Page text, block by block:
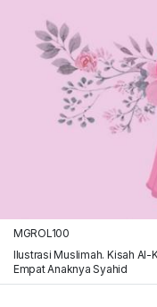
MGROL100
Ilustrasi Muslimah. Kisah Al-
Empat Anaknya Syahid